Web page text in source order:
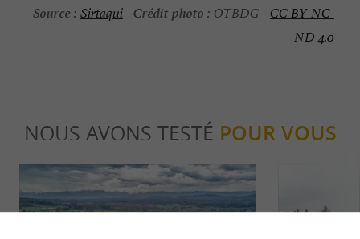
Source : Sirtaqui-Crédit photo : OTBDG -CC BY-NC-
ND 4.0
NOUS AVONS TESTÉ POUR VOUS